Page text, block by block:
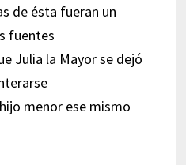
de ésta fueran un
fuentes
Julia la Mayor se dejó
menor ese mismo